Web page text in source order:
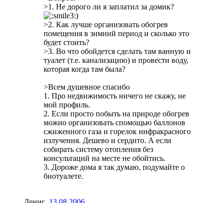
>1. Не дорого ли я заплатил за домик?
)
>2. Как лучше организовать обогрев
помещения в зимний период и сколько это
будет стоить?
>3. Во что обойдется сделать там ванную и
туалет (т.е. канализацию) и провести воду,
которая когда там была?
>Всем душевное спасибо
1. Про недвижимость ничего не скажу, не
мой профиль.
2. Если просто побыть на природе обогрев
можно организовать спомощью баллонов
сжиженного газа и горелок инфракрасного
излучения. Дешево и сердито. А если
собирать систему отопления без
консультаций на месте не обойтись.
3. Дороже дома я так думаю, подумайте о
биотуалете.